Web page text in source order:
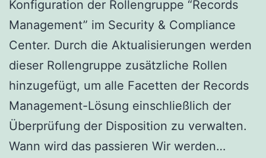
Konfiguration der Rollengruppe “Records
Management” im Security & Compliance
Center. Durch die Aktualisierungen werden
dieser Rollengruppe zusätzliche Rollen
hinzugefügt, um alle Facetten der Records
Management-Lösung einschließlich der
Überprüfung der Disposition zu verwalten.
Wann wird das passieren Wir werden…